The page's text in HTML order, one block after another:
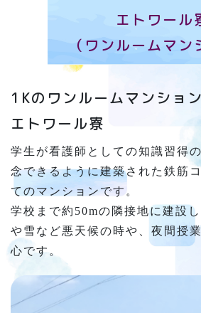
エトワール
（ワンルームマン
1Kのワンルームマンション
エトワール寮
学生が看護師としての知識習得
念できるように建築された鉄筋
てのマンションです。
学校まで約50mの隣接地に建設
や雪など悪天候の時や、夜間授
心です。